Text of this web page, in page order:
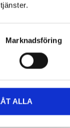
Marknadsföring
ALLA